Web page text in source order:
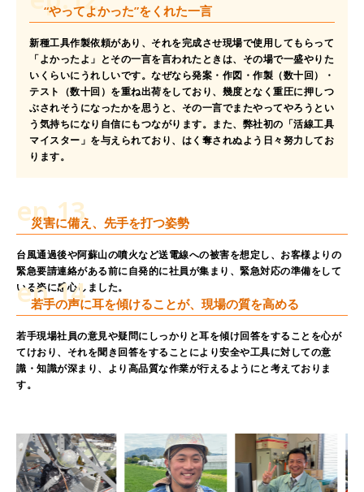
“やってよかった”をくれた一言
新種工具作製依頼があり、それを完成させ現場で使用してもらって
「よかったよ」とその一言を言われたときは、その場で一盛やりた
いくらいにうれしいです。なぜなら発案・作図・作製（数十回）・
テスト（数十回）を重ね出荷をしており、幾度となく重圧に押しつ
ぶされそうになったかを思うと、その一言でまたやってやろうとい
う気持ちになり自信にもつながります。また、弊社初の「活線工具
マイスター」を与えられており、はく奪されぬよう日々努力してお
ります。
ep.13
災害に備え、先手を打つ姿勢
台風通過後や阿蘇山の噴火など送電線への被害を想定し、お客様よりの
緊急要請連絡がある前に自発的に社員が集まり、緊急対応の準備をして
いる姿に感心しました。
ep.14
若手の声に耳を傾けることが、現場の質を高める
若手現場社員の意見や疑問にしっかりと耳を傾け回答をすることを心が
てけおり、それを聞き回答をすることにより安全や工具に対しての意
識・知識が深まり、より高品質な作業が行えるようにと考えておりま
す。